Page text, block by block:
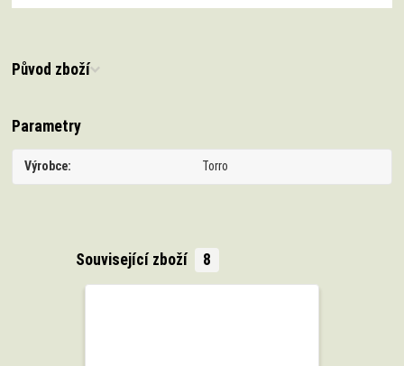
Původ zboží
Parametry
Výrobce Torro
Související zboží 8